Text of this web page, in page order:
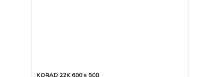
KORAD 22K 600 x 500